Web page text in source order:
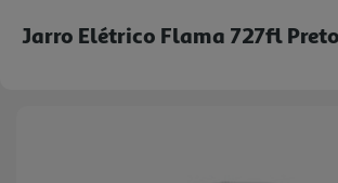
Jarro Elétrico Flama 727fl